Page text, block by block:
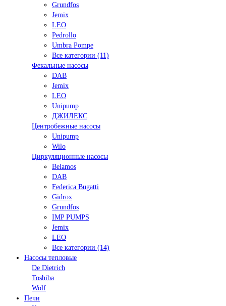
Grundfos
Jemix
LEO
Pedrollo
Umbra Pompe
Все категории (11)
Фекальные насосы
DAB
Jemix
LEO
Unipump
ДЖИЛЕКС
Центробежные насосы
Unipump
Wilo
Циркуляционные насосы
Belamos
DAB
Federica Bugatti
Gidrox
Grundfos
IMP PUMPS
Jemix
LEO
Все категории (14)
Насосы тепловые
De Dietrich
Toshiba
Wolf
Печи